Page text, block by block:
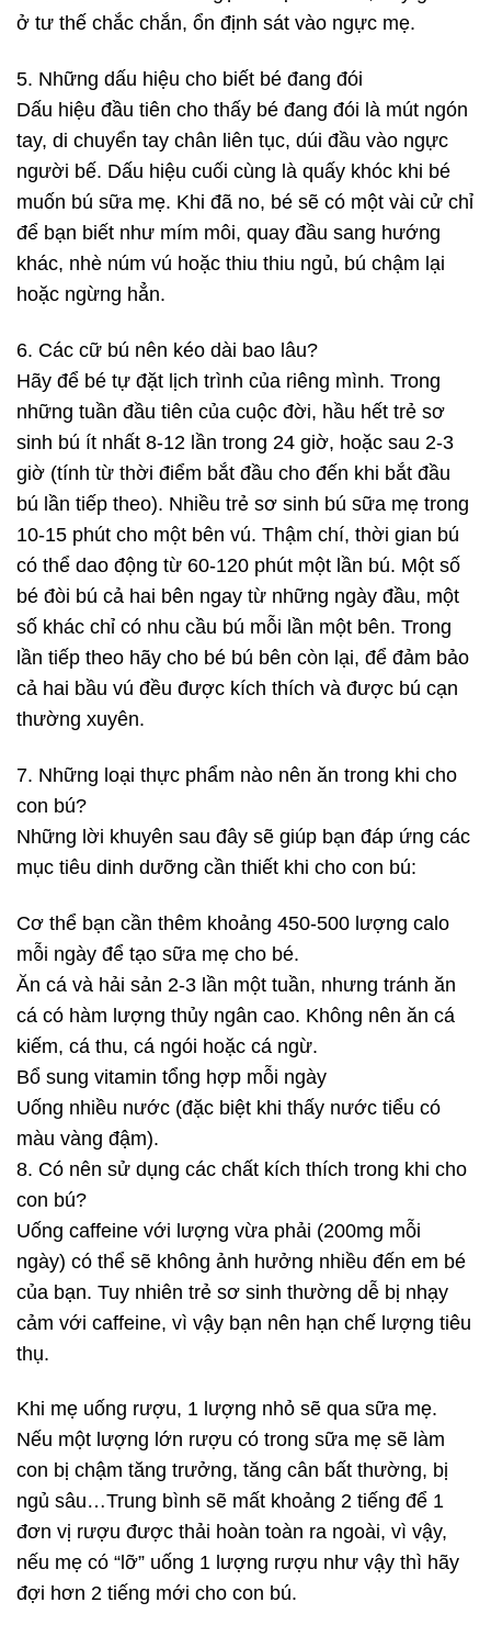
ở tư thế chắc chắn, ổn định sát vào ngực mẹ.
5. Những dấu hiệu cho biết bé đang đói
Dấu hiệu đầu tiên cho thấy bé đang đói là mút ngón
tay, di chuyển tay chân liên tục, dúi đầu vào ngực
người bế. Dấu hiệu cuối cùng là quấy khóc khi bé
muốn bú sữa mẹ. Khi đã no, bé sẽ có một vài cử chỉ
để bạn biết như mím môi, quay đầu sang hướng
khác, nhè núm vú hoặc thiu thiu ngủ, bú chậm lại
hoặc ngừng hẳn.
6. Các cữ bú nên kéo dài bao lâu?
Hãy để bé tự đặt lịch trình của riêng mình. Trong
những tuần đầu tiên của cuộc đời, hầu hết trẻ sơ
sinh bú ít nhất 8-12 lần trong 24 giờ, hoặc sau 2-3
giờ (tính từ thời điểm bắt đầu cho đến khi bắt đầu
bú lần tiếp theo). Nhiều trẻ sơ sinh bú sữa mẹ trong
10-15 phút cho một bên vú. Thậm chí, thời gian bú
có thể dao động từ 60-120 phút một lần bú. Một số
bé đòi bú cả hai bên ngay từ những ngày đầu, một
số khác chỉ có nhu cầu bú mỗi lần một bên. Trong
lần tiếp theo hãy cho bé bú bên còn lại, để đảm bảo
cả hai bầu vú đều được kích thích và được bú cạn
thường xuyên.
7. Những loại thực phẩm nào nên ăn trong khi cho
con bú?
Những lời khuyên sau đây sẽ giúp bạn đáp ứng các
mục tiêu dinh dưỡng cần thiết khi cho con bú:
Cơ thể bạn cần thêm khoảng 450-500 lượng calo
mỗi ngày để tạo sữa mẹ cho bé.
Ăn cá và hải sản 2-3 lần một tuần, nhưng tránh ăn
cá có hàm lượng thủy ngân cao. Không nên ăn cá
kiếm, cá thu, cá ngói hoặc cá ngừ.
Bổ sung vitamin tổng hợp mỗi ngày
Uống nhiều nước (đặc biệt khi thấy nước tiểu có
màu vàng đậm).
8. Có nên sử dụng các chất kích thích trong khi cho
con bú?
Uống caffeine với lượng vừa phải (200mg mỗi
ngày) có thể sẽ không ảnh hưởng nhiều đến em bé
của bạn. Tuy nhiên trẻ sơ sinh thường dễ bị nhạy
cảm với caffeine, vì vậy bạn nên hạn chế lượng tiêu
thụ.
Khi mẹ uống rượu, 1 lượng nhỏ sẽ qua sữa mẹ.
Nếu một lượng lớn rượu có trong sữa mẹ sẽ làm
con bị chậm tăng trưởng, tăng cân bất thường, bị
ngủ sâu…Trung bình sẽ mất khoảng 2 tiếng để 1
đơn vị rượu được thải hoàn toàn ra ngoài, vì vậy,
nếu mẹ có “lỡ” uống 1 lượng rượu như vậy thì hãy
đợi hơn 2 tiếng mới cho con bú.